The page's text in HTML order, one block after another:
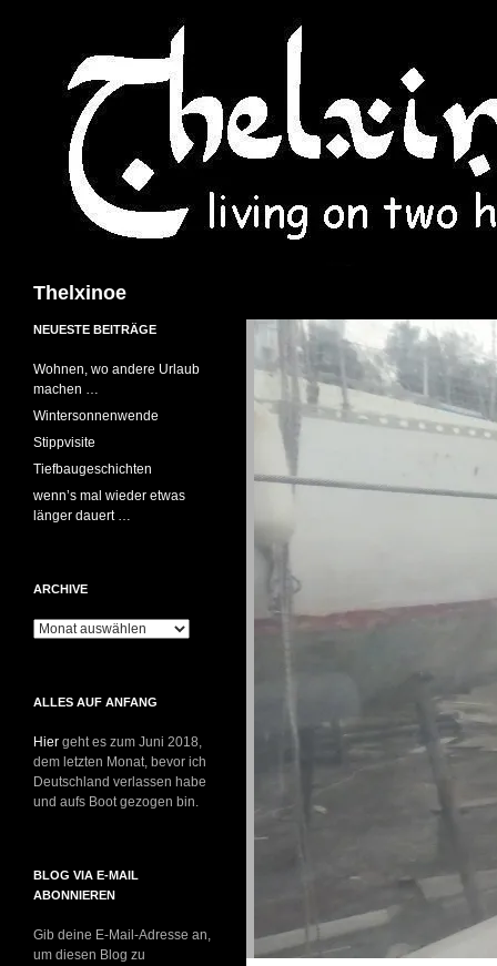
Thelxinoe
NEUESTE BEITRÄGE
Wohnen, wo andere Urlaub
machen …
Wintersonnenwende
Stippvisite
Tiefbaugeschichten
wenn’s mal wieder etwas
länger dauert …
ARCHIVE
Archive
ALLES AUF ANFANG
Hier geht es zum Juni 2018,
dem letzten Monat, bevor ich
Deutschland verlassen habe
und aufs Boot gezogen bin.
BLOG VIA E-MAIL
ABONNIEREN
Gib deine E-Mail-Adresse an,
um diesen Blog zu